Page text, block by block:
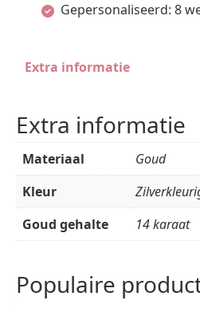
Gepersonaliseerd: 8
Extra informatie
Extra informatie
Materiaal
Goud
Kleur
Goud gehalte
14 karaat
Populaire